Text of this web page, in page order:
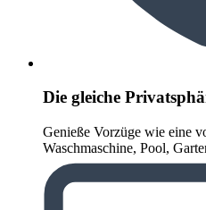
Die gleiche
Genieße Vorzüge wie eine
Waschmaschine, Pool,